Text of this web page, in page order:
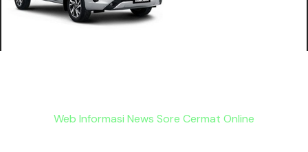
Web Informasi News Sore Cermat Online